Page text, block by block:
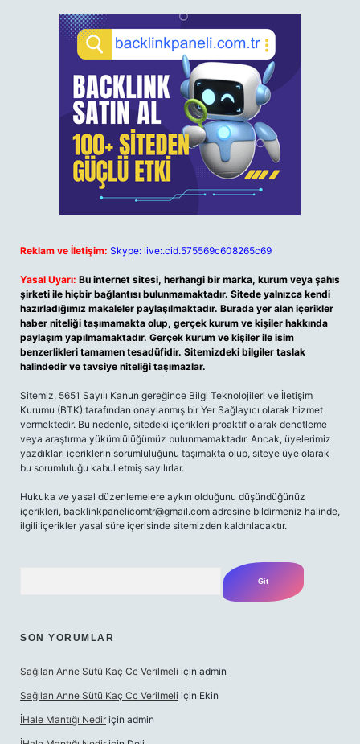
Reklam ve İletişim: Skype: live:.cid.575569c608265c69
Yasal Uyarı: Bu internet sitesi, herhangi bir marka, kurum veya şahıs
şirketi ile hiçbir bağlantısı bulunmamaktadır. Sitede yalnızca kendi
hazırladığımız makaleler paylaşılmaktadır. Burada yer alan içerikler
haber niteliği taşımamakta olup, gerçek kurum ve kişiler hakkında
paylaşım yapılmamaktadır. Gerçek kurum ve kişiler ile isim
benzerlikleri tamamen tesadüfidir. Sitemizdeki bilgiler taslak
halindedir ve tavsiye niteliği taşımazlar.
Sitemiz, 5651 Sayılı Kanun gereğince Bilgi Teknolojileri ve İletişim
Kurumu (BTK) tarafından onaylanmış bir Yer Sağlayıcı olarak hizmet
vermektedir. Bu nedenle, sitedeki içerikleri proaktif olarak denetleme
veya araştırma yükümlülüğümüz bulunmamaktadır. Ancak, üyelerimiz
yazdıkları içeriklerin sorumluluğunu taşımakta olup, siteye üye olarak
bu sorumluluğu kabul etmiş sayılırlar.
Hukuka ve yasal düzenlemelere aykırı olduğunu düşündüğünüz
içerikleri, backlinkpanelicomtr@gmail.com adresine bildirmeniz halinde,
ilgili içerikler yasal süre içerisinde sitemizden kaldırılacaktır.
SON YORUMLAR
Sağılan Anne Sütü Kaç Cc Verilmeli için admin
Sağılan Anne Sütü Kaç Cc Verilmeli için Ekin
İHale Mantığı Nedir için admin